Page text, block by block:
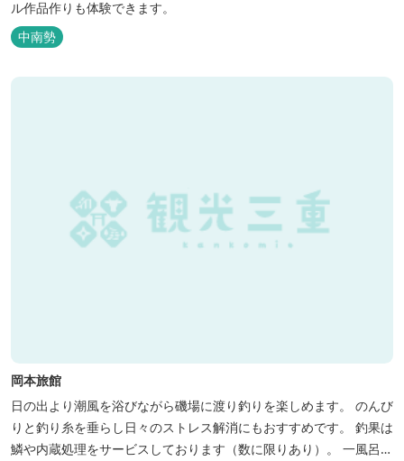
ル作品作りも体験できます。
中南勢
岡本旅館
日の出より潮風を浴びながら磯場に渡り釣りを楽しめます。 のんび
りと釣り糸を垂らし日々のストレス解消にもおすすめです。 釣果は
鱗や内蔵処理をサービスしております（数に限りあり）。 一風呂浴